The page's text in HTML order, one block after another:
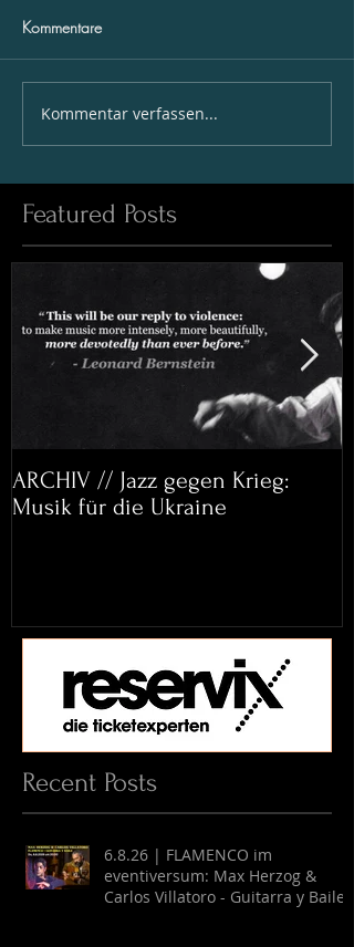
Kommentare
Kommentar verfassen...
Featured Posts
ARCHIV // Jazz gegen Krieg:
Musik für die Ukraine
Recent Posts
6.8.26 | FLAMENCO im
eventiversum: Max Herzog &
Carlos Villatoro - Guitarra y Baile